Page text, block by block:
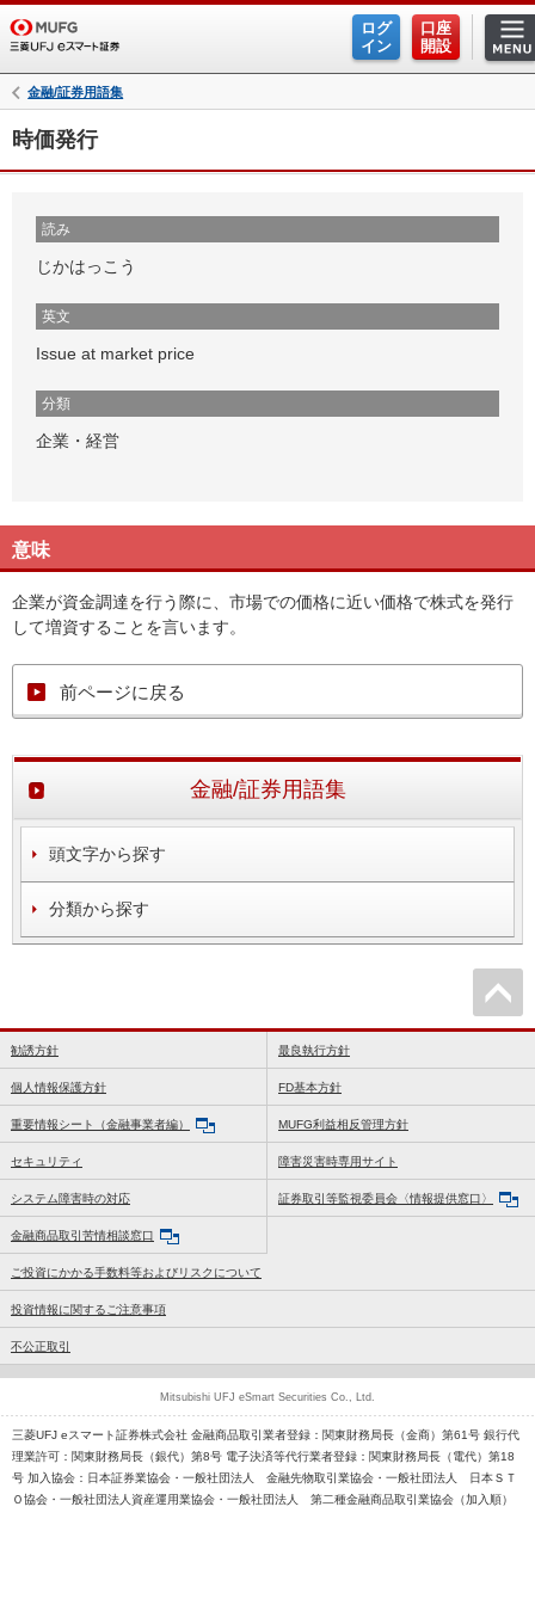
ログ
イン
口座
開設
金融/証券用語集
時価発行
読み
じかはっこう
英文
Issue at market price
分類
企業・経営
意味
企業が資金調達を行う際に、市場での価格に近い価格で株式を発行
して増資することを言います。
前ページに戻る
金融/証券用語集
頭文字から探す
分類から探す
勧誘方針 最良執行方針
個人情報保護方針 FD基本方針
重要情報シート（金融事業者編） MUFG利益相反管理方針
セキュリティ 障害災害時専用サイト
システム障害時の対応 証券取引等監視委員会〈情報提供窓口〉
金融商品取引苦情相談窓口
ご投資にかかる手数料等およびリスクについて
投資情報に関するご注意事項
不公正取引
三菱UFJ eスマート証券株式会社 金融商品取引業者登録：関東財務局長（金商）第61号 銀行代
理業許可：関東財務局長（銀代）第8号 電子決済等代行業者登録：関東財務局長（電代）第18
号 加入協会：日本証券業協会・一般社団法人 金融先物取引業協会・一般社団法人 日本ＳＴ
Ｏ協会・一般社団法人資産運用業協会・一般社団法人 第二種金融商品取引業協会（加入順）
Mitsubishi UFJ eSmart Securities Co., Ltd.